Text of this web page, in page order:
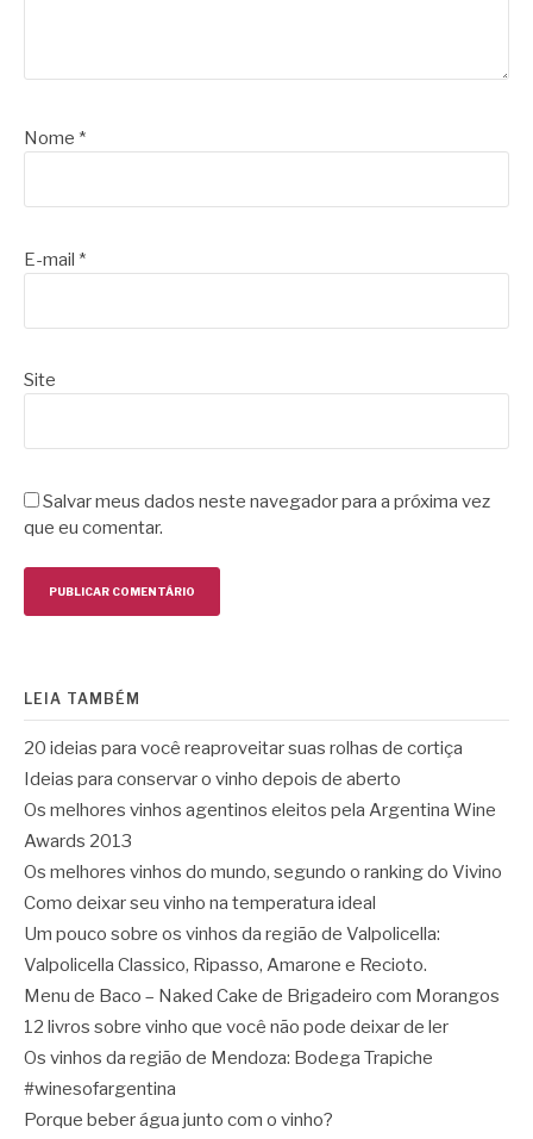
Nome *
E-mail *
Site
Salvar meus dados neste navegador para a próxima vez
que eu comentar.
LEIA TAMBÉM
20 ideias para você reaproveitar suas rolhas de cortiça
Ideias para conservar o vinho depois de aberto
Os melhores vinhos agentinos eleitos pela Argentina Wine
Awards 2013
Os melhores vinhos do mundo, segundo o ranking do Vivino
Como deixar seu vinho na temperatura ideal
Um pouco sobre os vinhos da região de Valpolicella:
Valpolicella Classico, Ripasso, Amarone e Recioto.
Menu de Baco – Naked Cake de Brigadeiro com Morangos
12 livros sobre vinho que você não pode deixar de ler
Os vinhos da região de Mendoza: Bodega Trapiche
#winesofargentina
Porque beber água junto com o vinho?